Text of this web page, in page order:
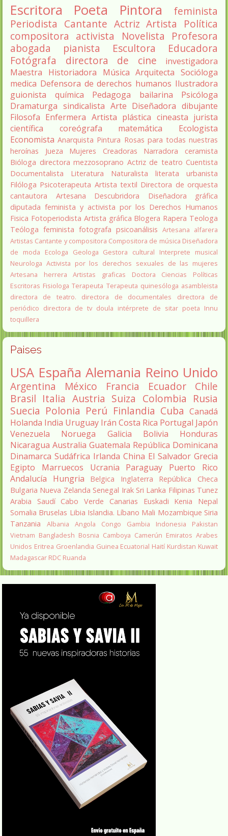
Escritora Poeta Pintora
feminista
Periodista Cantante Actriz Artista
Política
compositora activista Novelista
Profesora
abogada
pianista Escultora
Educadora
Fotógrafa
directora de cine
investigadora
Maestra
Historiadora Música Arquitecta Socióloga
medica Defensora de derechos humanos Ilustradora
guionista
química Pedagoga bailarina
Psicóloga
Dramaturga sindicalista Arte Diseñadora dibujante
Filosofa Enfermera Artista plástica cineasta jurista
científica
coreógrafa matemática
Ecologista
Economista Anarquista Pintura Rosas para todas nuestras
heroínas
Jueza Mujeres Creadoras Narradora
ceramista
Bióloga directora mezzosoprano Actriz de teatro Cuentista
Documentalista
Literatura Naturalista literata
urbanista
Filóloga Psicoterapeuta Artista textil Directora de orquesta
cantautora
Artesana Descubridora
Diseñadora gráfica
diputada feminista y activista por los Derechos Humanos
Fisica Fotoperiodista Artista gráfica Blogera Rapera Teologa
Teóloga feminista fotografa psicoanálisis Artesana alfarera
Artistas Cantante y compositora Compositora de música Diseñadora
de moda
Ecologa Geologa Gestora cultural
Interprete musical
Neurologa Activista por los derechos sexuales de las mujeres
Artesana herrera
Artistas graficas
Doctora Ciencias Políticas
Escritoras Fisiologa Terapeuta Terapeuta quinesóloga asambleista
directora de teatro.
directora de documentales
directora de
periódico directora de tv doula intérprete de sitar poeta Innu
toquillera
Paises
USA España Alemania Reino Unido
Argentina México Francia Ecuador
Chile
Brasil Italia Austria Suiza Colombia Rusia
Suecia Polonia Perú Finlandia Cuba Canadá
Holanda India Uruguay Irán Costa Rica Portugal Japón
Venezuela
Noruega Galicia Bolivia
Honduras
Nicaragua Australia Guatemala República Dominicana
Dinamarca Sudáfrica Irlanda China El Salvador Grecia
Egipto
Marruecos Ucrania Paraguay
Puerto Rico
Andalucía
Hungria Belgica Inglaterra
República Checa
Bulgaria Nueva Zelanda Senegal Irak Sri Lanka Filipinas Tunez
Arabia Saudí Cabo Verde Canarias Euskadi Kenia
Nepal
Somalia Bruselas Libia Islandia. Líbano Mali Mozambique Siria
Tanzania
Albania Angola Congo Gambia Indonesia
Pakistan
Vietnam Bangladesh Bosnia Camboya Camerún Emiratos Arabes
Unidos Eritrea Groenlandia Guinea Ecuatorial Haití Kurdistan Kuwait
Madagascar RDC Ruanda